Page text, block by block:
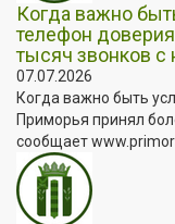
Когда важно
телефон
тысяч звонков с
07.07.2026
Когда важно быть
Приморья принял
сообщает